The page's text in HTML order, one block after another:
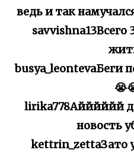
ведь и так
busya_leontevaБеги
lirika778Айййййй
новость